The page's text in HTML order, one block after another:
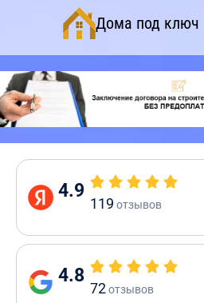
Дома под ключ
4.9
119 отзывов
4.8
72отзывов